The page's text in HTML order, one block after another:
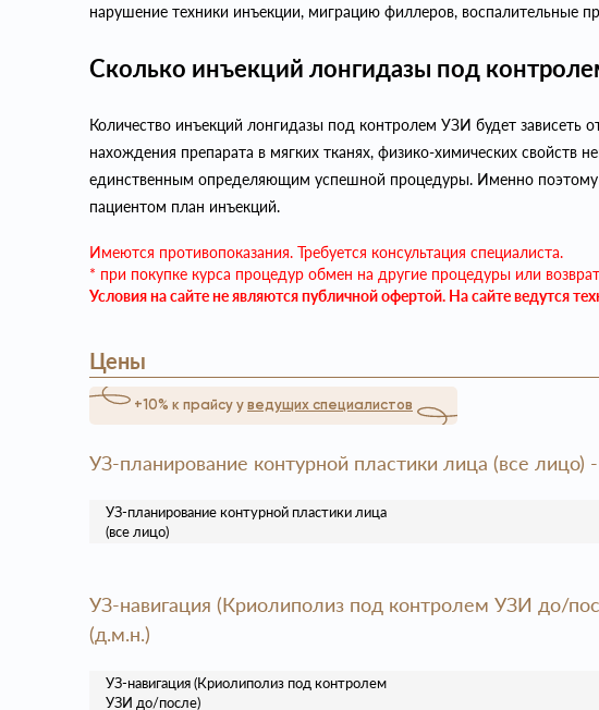
нарушение техники инъекции, миграцию филлеров, воспалительные
Сколько инъекций лонгидазы под
Количество инъекций лонгидазы под контролем УЗИ будет зависеть
нахождения препарата в мягких тканях, физико-химических свойств
единственным определяющим успешной процедуры. Именно поэтому
пациентом план инъекций.
Имеются противопоказания. Требуется консультация специалиста.
* при покупке курса процедур обмен на другие процедуры или
Условия на сайте не являются публичной офертой. На сайте ведутся
Цены
+10% к прайсу у ведущих специалистов
УЗ-планирование контурной пластики лица (все лицо)
УЗ-планирование контурной пластики лица
(все лицо)
УЗ-навигация (Криолиполиз под контролем УЗИ до/
(д.м.н.)
УЗ-навигация (Криолиполиз под контролем
УЗИ до/после)